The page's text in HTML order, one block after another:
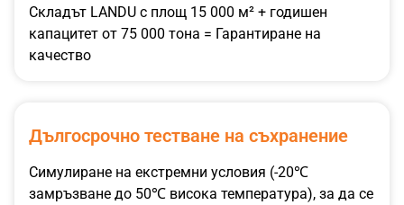
Складът LANDU с площ 15 000 м² + годишен
капацитет от 75 000 тона = Гарантиране на
качество
Дългосрочно тестване на съхранение
Симулиране на екстремни условия (-20℃
замръзване до 50℃ висока температура), за да се